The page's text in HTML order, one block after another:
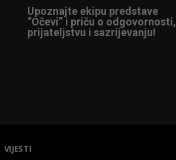
Upoznajte ekipu predstave
“Očevi” i priču o odgovornosti,
prijateljstvu i sazrijevanju!
VIJESTI